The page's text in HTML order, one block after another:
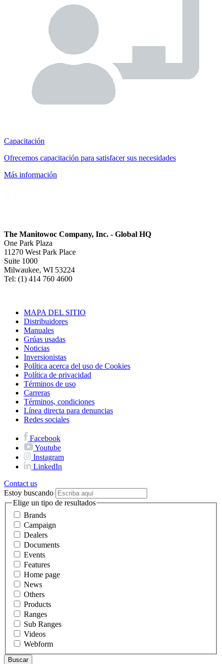
Capacitación
Ofrecemos capacitación para satisfacer sus necesidades
Más información
The Manitowoc Company, Inc. - Global HQ
One Park Plaza
11270 West Park Place
Suite 1000
Milwaukee, WI 53224
Tel: (1) 414 760 4600
MAPA DEL SITIO
Distribuidores
Manuales
Grúas usadas
Noticias
Inversionistas
Política acerca del uso de Cookies
Política de privacidad
Términos de uso
Carreras
Términos, condiciones
Línea directa para denuncias
Redes sociales
Facebook
Youtube
Instagram
LinkedIn
Contact us
Estoy buscando
Elige un tipo de resultados
Brands
Campaign
Dealers
Documents
Events
Features
Home page
News
Others
Products
Ranges
Sub Ranges
Videos
Webform